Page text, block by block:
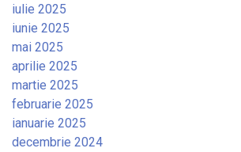
iulie 2025
iunie 2025
mai 2025
aprilie 2025
martie 2025
februarie 2025
ianuarie 2025
decembrie 2024